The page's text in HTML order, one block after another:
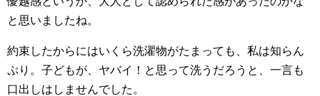
と思いましたね。
約束したからにはいくら洗濯物がたまっても、私は知らん
ぷり。子どもが、ヤバイ！と思って洗うだろうと、一言も
口出しはしませんでした。